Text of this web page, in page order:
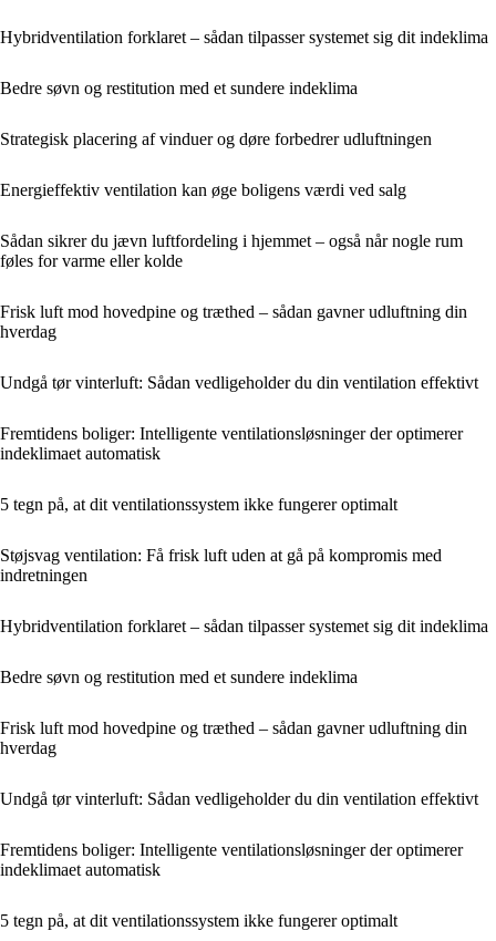
Hybridventilation forklaret – sådan tilpasser systemet sig dit indeklima
Bedre søvn og restitution med et sundere indeklima
Strategisk placering af vinduer og døre forbedrer udluftningen
Energieffektiv ventilation kan øge boligens værdi ved salg
Sådan sikrer du jævn luftfordeling i hjemmet – også når nogle rum
føles for varme eller kolde
Frisk luft mod hovedpine og træthed – sådan gavner udluftning din
hverdag
Undgå tør vinterluft: Sådan vedligeholder du din ventilation effektivt
Fremtidens boliger: Intelligente ventilationsløsninger der optimerer
indeklimaet automatisk
5 tegn på, at dit ventilationssystem ikke fungerer optimalt
Støjsvag ventilation: Få frisk luft uden at gå på kompromis med
indretningen
Hybridventilation forklaret – sådan tilpasser systemet sig dit indeklima
Bedre søvn og restitution med et sundere indeklima
Frisk luft mod hovedpine og træthed – sådan gavner udluftning din
hverdag
Undgå tør vinterluft: Sådan vedligeholder du din ventilation effektivt
Fremtidens boliger: Intelligente ventilationsløsninger der optimerer
indeklimaet automatisk
5 tegn på, at dit ventilationssystem ikke fungerer optimalt